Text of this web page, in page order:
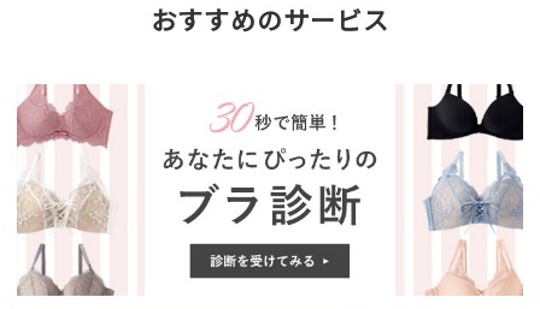
おすすめのサービス